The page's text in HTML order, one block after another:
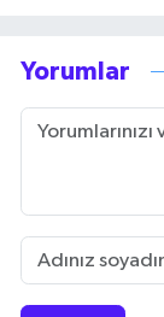
Yorumlar